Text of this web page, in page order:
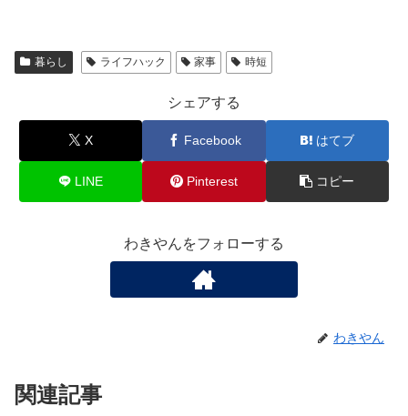
暮らし ライフハック 家事 時短
シェアする
X Facebook はてブ
LINE Pinterest コピー
わきやんをフォローする
わきやん
関連記事